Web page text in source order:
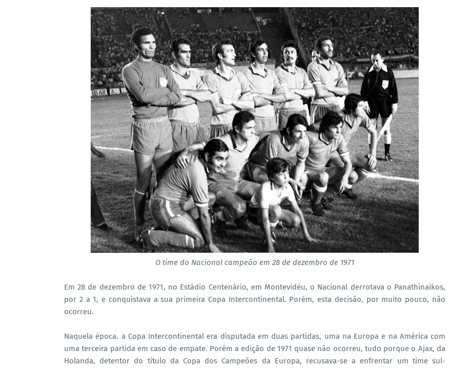
O time do Nacional campeão em 28 de dezembro de 1971
Em 28 de dezembro de 1971, no Estádio Centenário, em Montevidéu, o Nacional derrotava o Panathinaikos,
por 2 a 1, e conquistava a sua primeira Copa Intercontinental. Porém, esta decisão, por muito pouco, não
ocorreu.
Naquela época. a Copa Intercontinental era disputada em duas partidas, uma na Europa e na América com
uma terceira partida em caso de empate. Porém a edição de 1971 quase não ocorreu, tudo porque o Ajax, da
Holanda, detentor do título da Copa dos Campeões da Europa, recusava-se a enfrentar um time sul-